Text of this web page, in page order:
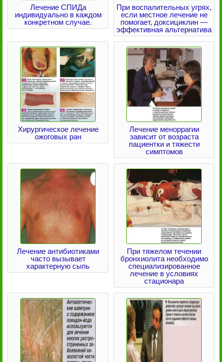
Лечение СПИДа
индивидуально в каждом
конкретном случае.
При воспалительных угрях,
если местное лечение не
помогает, доксициклин —
эффективная альтернатива
Хирургическое лечение
ожоговых ран
Лечение меноррагии
зависит от возраста
пациентки и тяжести
симптомов
Лечение антибиотиками
часто вызывает
характерную сыпь
При тяжелом течении
бронхиолита необходимо
специализированное
лечение в условиях
стационара